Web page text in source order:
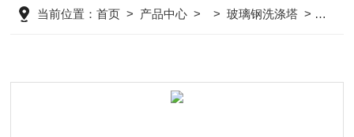
当前位置：首页 > 产品中心 > >玻璃钢洗涤塔 > 玻璃